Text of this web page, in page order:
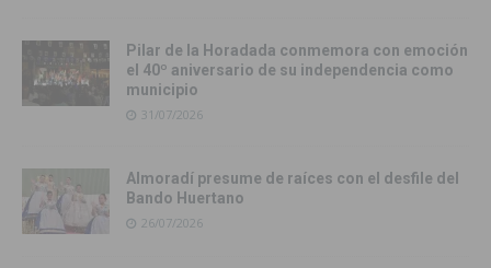
Pilar de la Horadada conmemora con emoción
el 40º aniversario de su independencia como
municipio
31/07/2026
Almoradí presume de raíces con el desfile del
Bando Huertano
26/07/2026